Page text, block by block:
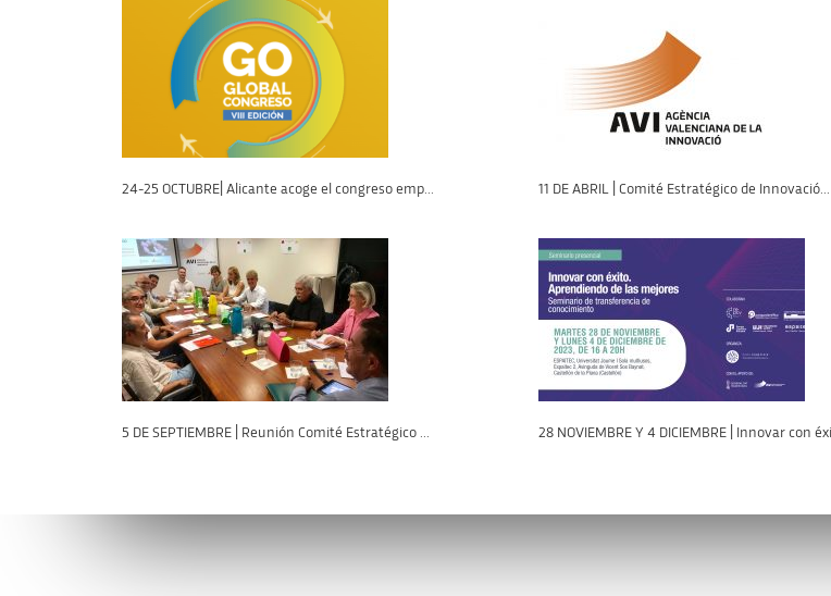
24-25 OCTUBRE| Alicante acoge el congreso emp... 11 DE ABRIL | Comité Estratégico de Innovació...
5 DE SEPTIEMBRE | Reunión Comité Estratégico ... 28 NOVIEMBRE Y 4 DICIEMBRE | Innovar con